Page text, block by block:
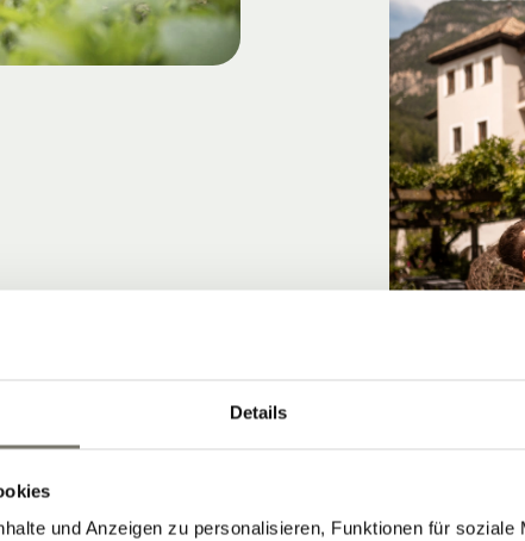
Details
und Anzeigen zu personalisieren, Funktionen für soziale